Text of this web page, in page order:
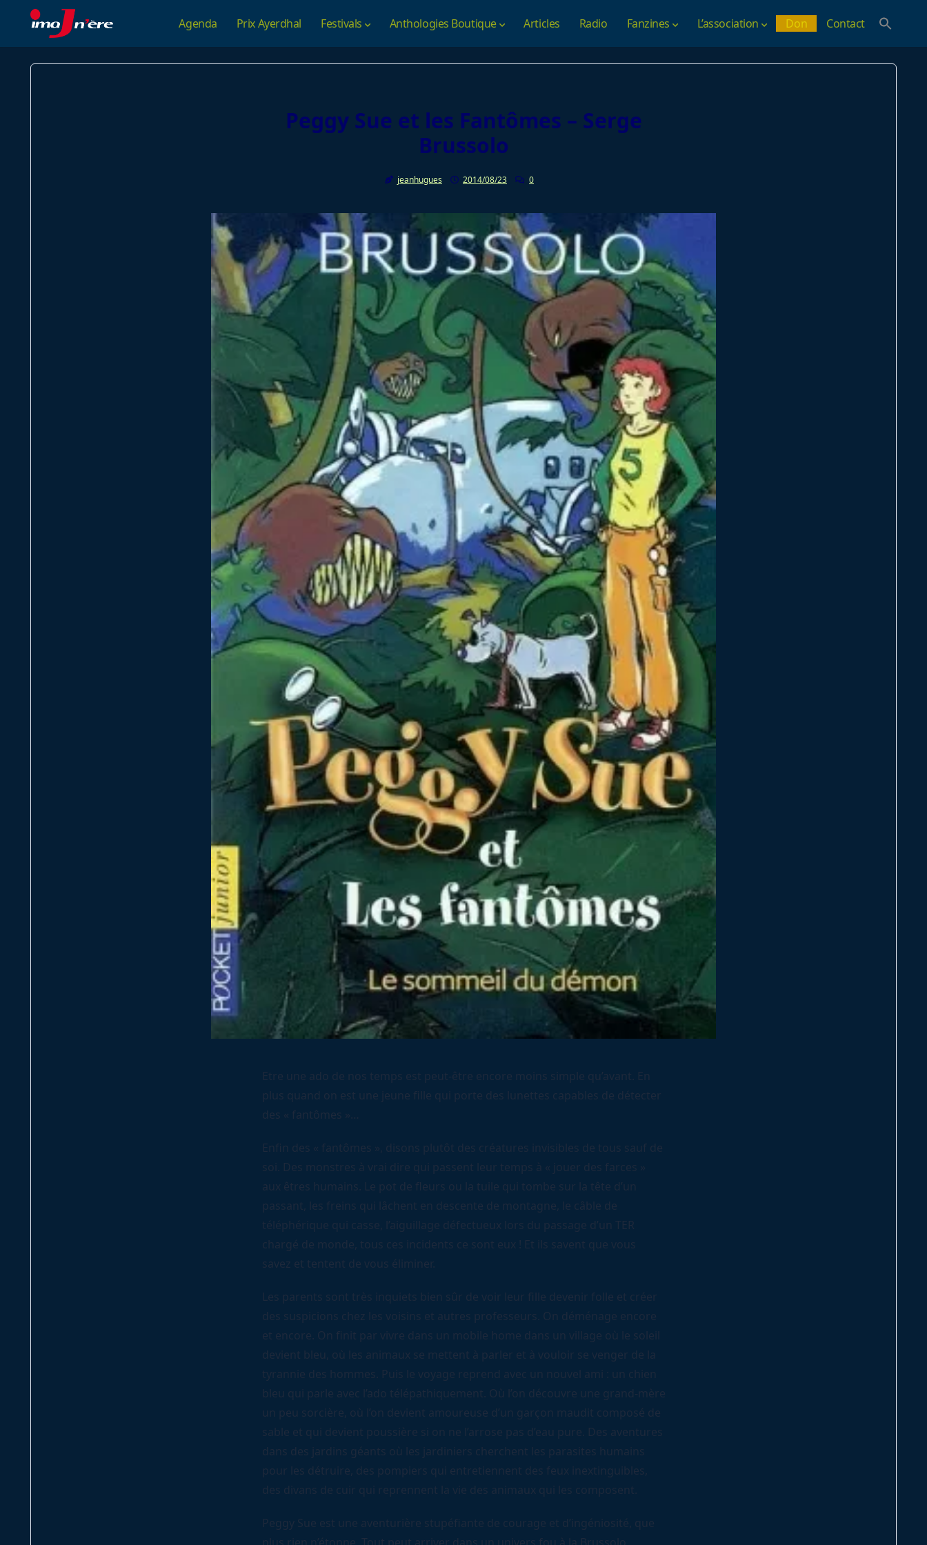
Agenda Prix Ayerdhal Festivals Anthologies Boutique Articles Radio Fanzines L’association Don Contact
Peggy Sue et les Fantômes – Serge
Brussolo
jeanhugues 2014/08/23 0
Etre une ado de nos temps est peut-être encore moins simple qu’avant. En
plus quand on est une jeune fille qui porte des lunettes capables de détecter
des « fantômes »…
Enfin des « fantômes », disons plutôt des créatures invisibles de tous sauf de
soi. Des monstres à vrai dire qui passent leur temps à « jouer des farces »
aux êtres humains. Le pot de fleurs ou la tuile qui tombe sur la tête d’un
passant, les freins qui lâchent en descente de montagne, le câble de
téléphérique qui casse, l’aiguillage défectueux lors du passage d’un TER
chargé de monde, tous ces incidents ce sont eux ! Et ils savent que vous
savez et tentent de vous éliminer.
Les parents sont très inquiets bien sûr de voir leur fille devenir folle et créer
des suspicions chez les voisins et autres professeurs. On déménage encore
et encore. On finit par vivre dans un mobile home dans un village où le soleil
devient bleu, où les animaux se mettent à parler et à vouloir se venger de la
tyrannie des hommes. Puis le voyage reprend avec un nouvel ami : un chien
bleu qui parle avec l’ado télépathiquement. Où l’on découvre une grand-mère
un peu sorcière, où l’on devient amoureuse d’un garçon maudit composé de
sable et qui devient poussière si on ne l’arrose pas d’eau pure. Des aventures
dans des jardins géants où les jardiniers cherchent les parasites humains
pour les détruire, des pompiers qui entretiennent des feux inextinguibles,
des divans de cuir qui reprennent la vie des animaux qui les composent.
Peggy Sue est une aventurière stupéfiante de courage et d’ingéniosité, que
plus rien n’étonne. Tout peut arriver dans un univers fou à la Brussolo.